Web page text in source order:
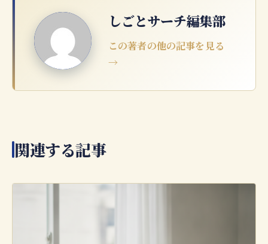
しごとサーチ編集部
この著者の他の記事を見る
→
関連する記事